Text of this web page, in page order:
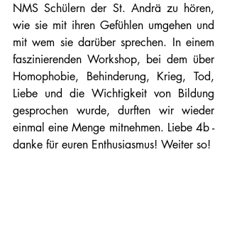
NMS Schülern der St. Andrä zu hören,
wie sie mit ihren Gefühlen umgehen und
mit wem sie darüber sprechen. In einem
faszinierenden Workshop, bei dem über
Homophobie, Behinderung, Krieg, Tod,
Liebe und die Wichtigkeit von Bildung
gesprochen wurde, durften wir wieder
einmal eine Menge mitnehmen. Liebe 4b -
danke für euren Enthusiasmus! Weiter so!